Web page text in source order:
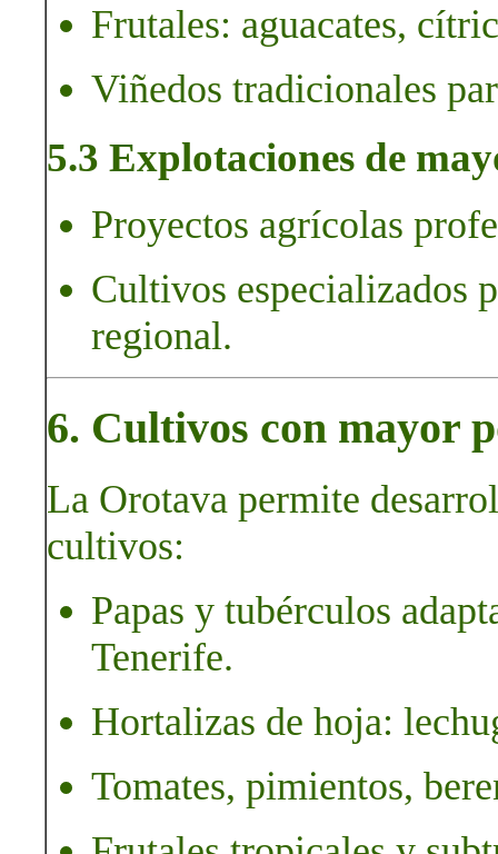
Frutales: aguacates,
Viñedos tradicionales
5.3 Explotaciones de
Proyectos agrícolas
Cultivos especializados
regional.
6. Cultivos con mayor
La Orotava permite
cultivos:
Papas y tubérculos
Tenerife.
Hortalizas de hoja:
Tomates, pimientos,